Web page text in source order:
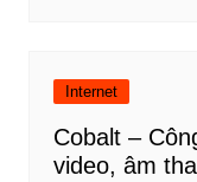
Internet
Cobalt –
video, âm